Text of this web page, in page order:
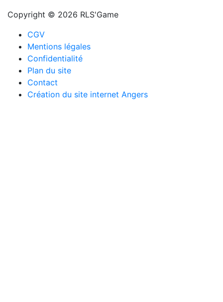
Copyright © 2026 RLS'Game
CGV
Mentions légales
Confidentialité
Plan du site
Contact
Création du site internet Angers